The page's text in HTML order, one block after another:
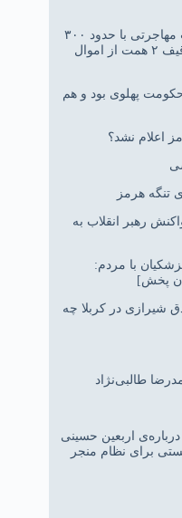
رسیدگی به پرونده کلاهبرداری یک شرکت مهاجرتی با حدود ۳۰۰
شاکی در دادسرای تهران | شناسایی و توقیف ۲ همت از اموال
پهلوی بود و هم
اعلام نشد؟
تنگه هرمز
رهبر انقلاب به
با مردم:
شیرازی در کربلا چه
اربعین حسینی
برای نظام منجر